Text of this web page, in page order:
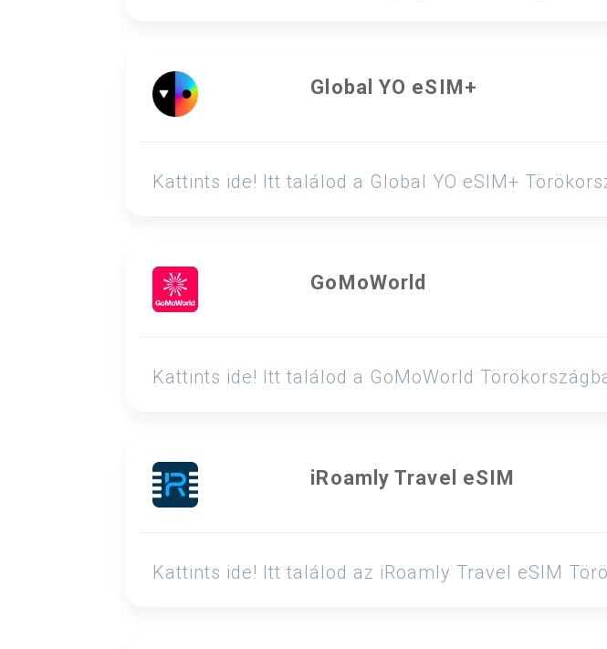
Global YO eSIM+
Kattints ide! Itt találod a Global YO eSIM+
GoMoWorld
Kattints ide! Itt találod a GoMoWorld
iRoamly Travel eSIM
Kattints ide! Itt találod az iRoamly Travel eSIM